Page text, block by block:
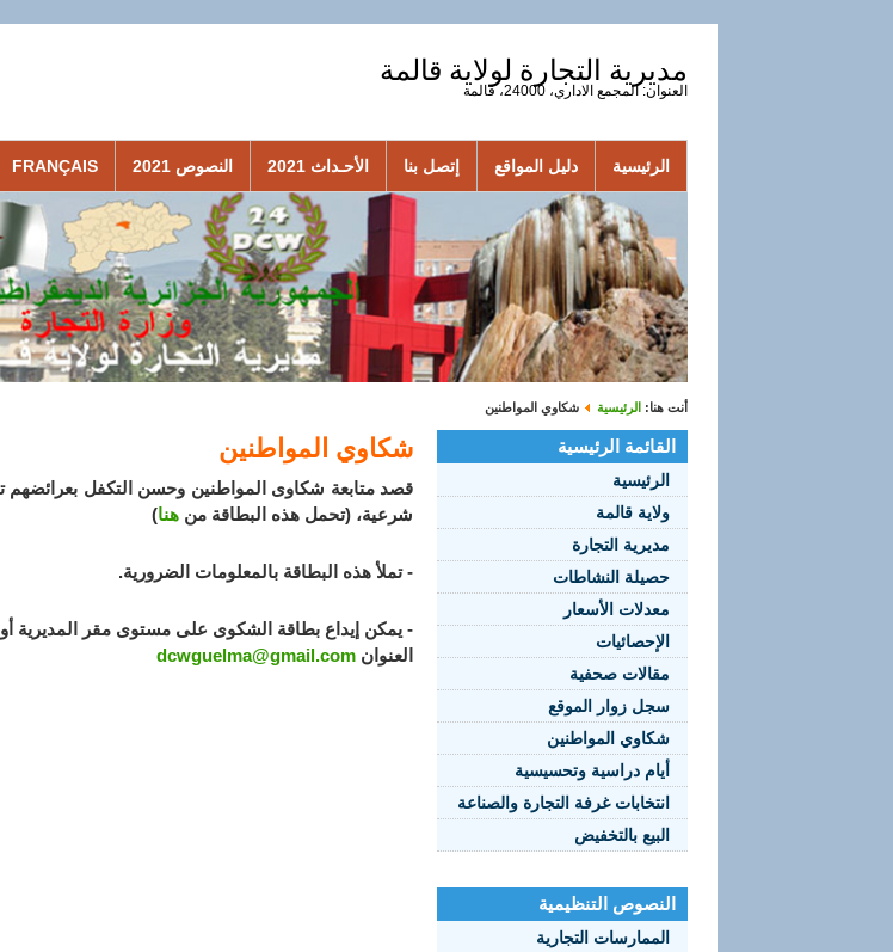
مديرية التجارة لولاية قالمة
العنوان: المجمع الاداري، 24000، قالمة
الرئيسية دليل المواقع إتصل بنا الأحـداث 2021 النصوص 2021 FRANÇAIS
أنت هنا: الرئيسية شكاوي المواطنين
القائمة الرئيسية
الرئيسية
ولاية قالمة
مديرية التجارة
حصيلة النشاطات
معدلات الأسعار
الإحصائيات
مقالات صحفية
سجل زوار الموقع
شكاوي المواطنين
أيام دراسية وتحسيسية
انتخابات غرفة التجارة والصناعة
البيع بالتخفيض
النصوص التنظيمية
الممارسات التجارية
شكاوي المواطنين
قصد متابعة شكاوى المواطنين وحسن التكفل بعرائضهم
شرعية، (تحمل هذه البطاقة من هنا)
- تملأ هذه البطاقة بالمعلومات الضرورية.
- يمكن إيداع بطاقة الشكوى على مستوى مقر المديرية
العنوان dcwguelma@gmail.com